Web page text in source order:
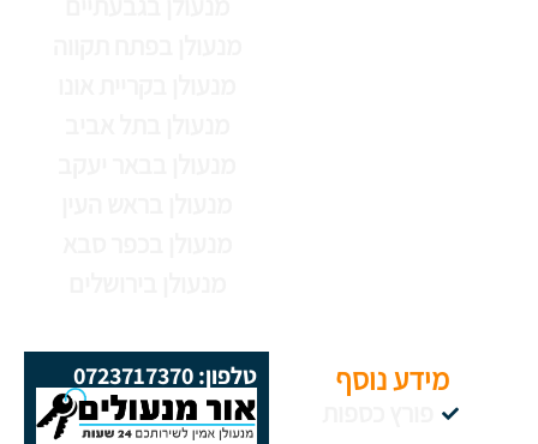
מידע נוסף טלפון: 0723717370